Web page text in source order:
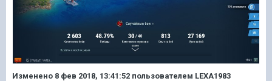
Изменено 8 фев 2018, 13:41:52 пользователем LEXA1983